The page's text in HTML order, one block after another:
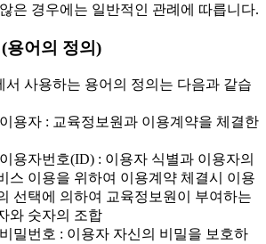
은 경우에는 일반적인 관례에 따릅니다.
용어의 정의)
서 사용하는 용어의 정의는 다음과 같습
용자 : 교육정보원과 이용계약을 체결한
용자번호(ID) : 이용자 식별과 이용자의
스 이용을 위하여 이용계약 체결시 이용
선택에 의하여 교육정보원이 부여하는
와 숫자의 조합
밀번호 : 이용자 자신의 비밀을 보호하